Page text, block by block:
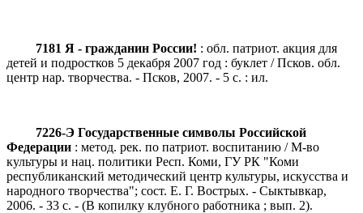
7181 Я - гражданин России! : обл. патриот. акция для
детей и подростков 5 декабря 2007 год : буклет / Псков. обл.
центр нар. творчества. - Псков, 2007. - 5 с. : ил.
7226-Э Государственные символы Российской
Федерации : метод. рек. по патриот. воспитанию / М-во
культуры и нац. политики Респ. Коми, ГУ РК "Коми
республиканский методический центр культуры, искусства и
народного творчества"; сост. Е. Г. Вострых. - Сыктывкар,
2006. - 33 с. - (В копилку клубного работника ; вып. 2).